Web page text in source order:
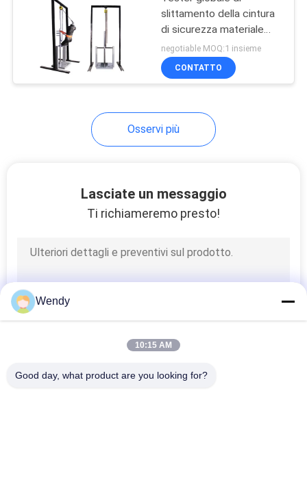
Macchina di prova
51
macchina di prova
del tessuto
Macchina di prova
del cavo
slittamento della cintura
di sicurezza materiale
d'acciaio di GB6096-
2009 45#
negotiable MOQ:1 insieme
CONTATTO
Osservi più
Lasciate un messaggio
Ti richiameremo presto!
Wendy
10:15 AM
Good day, what product are you looking for?